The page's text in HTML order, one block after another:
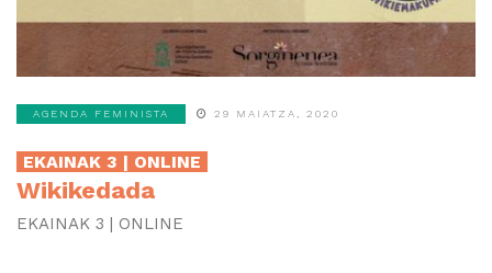
AGENDA FEMINISTA 29 MAIATZA, 2020
EKAINAK 3 | ONLINE
Wikikedada
EKAINAK 3 | ONLINE